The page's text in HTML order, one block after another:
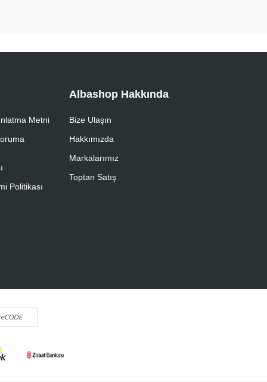
Metni
Politikası
Albashop Hakkında
Bize Ulaşın
Hakkımızda
Markalarımız
Toptan Satış